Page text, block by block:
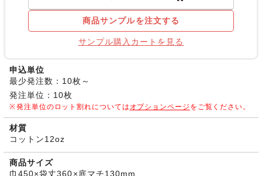
商品サンプルを注文する
サンプル購入カートを見る
申込単位
最少発注数：10枚～
発注単位：10枚
発注単位のロット割れについては オプションページ をご覧ください。
材質
コットン12oz
商品サイズ
巾450×袋丈360×底マチ130mm